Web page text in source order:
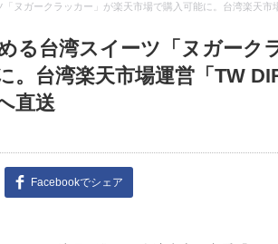
ヌガークラッカー」が楽天市場で購入可能に。台湾楽天市
る台湾スイーツ「ヌガーク
。台湾楽天市場運営「TW
直送
Facebookでシェア